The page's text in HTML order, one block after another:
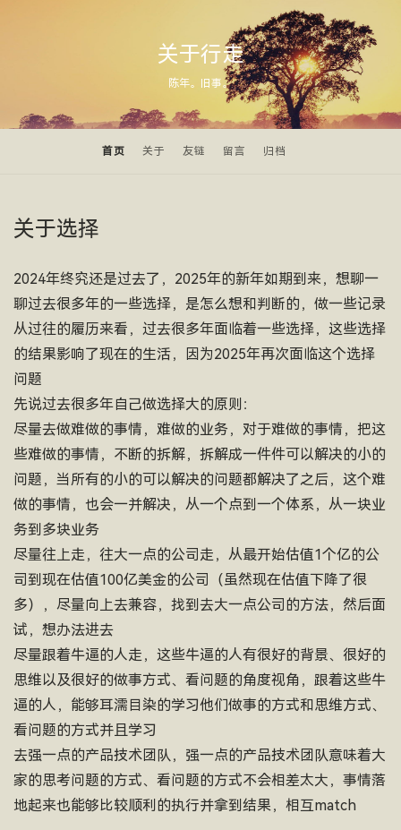
关于行走
陈年。旧事。
首页 关于 友链 留言 归档
关于选择
2024年终究还是过去了，2025年的新年如期到来，想聊一
聊过去很多年的一些选择，是怎么想和判断的，做一些记录
从过往的履历来看，过去很多年面临着一些选择，这些选择
的结果影响了现在的生活，因为2025年再次面临这个选择
问题
先说过去很多年自己做选择大的原则：
尽量去做难做的事情，难做的业务，对于难做的事情，把这
些难做的事情，不断的拆解，拆解成一件件可以解决的小的
问题，当所有的小的可以解决的问题都解决了之后，这个难
做的事情，也会一并解决，从一个点到一个体系，从一块业
务到多块业务
尽量往上走，往大一点的公司走，从最开始估值1个亿的公
司到现在估值100亿美金的公司（虽然现在估值下降了很
多），尽量向上去兼容，找到去大一点公司的方法，然后面
试，想办法进去
尽量跟着牛逼的人走，这些牛逼的人有很好的背景、很好的
思维以及很好的做事方式、看问题的角度视角，跟着这些牛
逼的人，能够耳濡目染的学习他们做事的方式和思维方式、
看问题的方式并且学习
去强一点的产品技术团队，强一点的产品技术团队意味着大
家的思考问题的方式、看问题的方式不会相差太大，事情落
地起来也能够比较顺利的执行并拿到结果，相互match